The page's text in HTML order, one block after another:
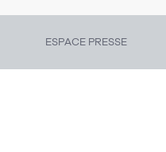
ESPACE PRESSE